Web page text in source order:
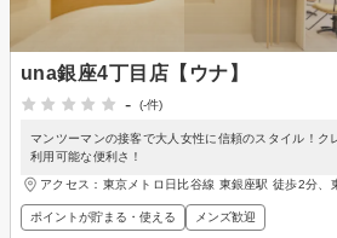
una銀座4丁目店【ウナ】
-
(-件)
マンツーマンの接客で大人女性に信頼のスタイル！ク
利用可能な便利さ！
アクセス：東京メトロ日比谷線 東銀座駅 徒歩2分、
ポイントが貯まる・使える メンズ歓迎